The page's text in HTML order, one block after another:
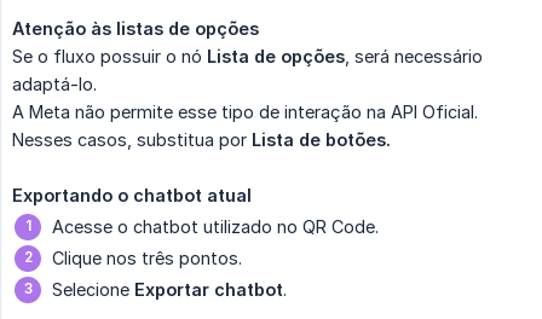
Atenção às listas de opções
Se o fluxo possuir o nó Lista de opções , será necessário
adaptá-lo.
A Meta não permite esse tipo de interação na API Oficial.
Nesses casos, substitua por Lista de botões.
Exportando o chatbot atual
Acesse o chatbot utilizado no QR Code.
Clique nos três pontos.
Selecione Exportar chatbot.